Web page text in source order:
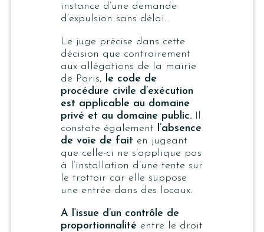
instance d’une demande
d’expulsion sans délai.
Le juge précise dans cette
décision que contrairement
aux allégations de la mairie
de Paris, le code de
procédure civile d’exécution
est applicable au domaine
privé et au domaine public. Il
constate également l’absence
de voie de fait en jugeant
que celle-ci ne s’applique pas
à l’installation d’une tente sur
le trottoir car elle suppose
une entrée dans des locaux.
A l‘issue d’un contrôle de
proportionnalité entre le droit